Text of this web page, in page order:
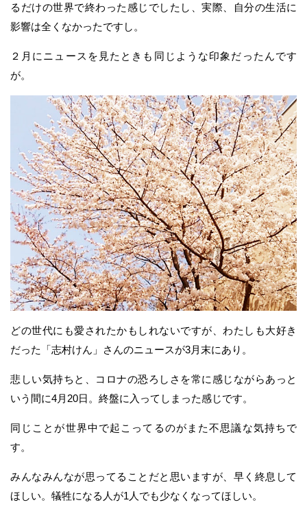
るだけの世界で終わった感じでしたし、実際、自分の生活に
影響は全くなかったですし。
２月にニュースを見たときも同じような印象だったんです
が。
どの世代にも愛されたかもしれないですが、わたしも大好き
だった「志村けん」さんのニュースが3月末にあり。
悲しい気持ちと、コロナの恐ろしさを常に感じながらあっと
いう間に4月20日。終盤に入ってしまった感じです。
同じことが世界中で起こってるのがまた不思議な気持ちで
す。
みんなみんなが思ってることだと思いますが、早く終息して
ほしい。犠牲になる人が1人でも少なくなってほしい。